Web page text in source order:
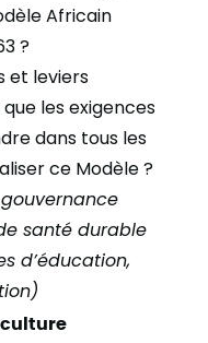
Africain
?
et leviers
les exigences
dans tous les
ce Modèle ?
santé durable
d’éducation,